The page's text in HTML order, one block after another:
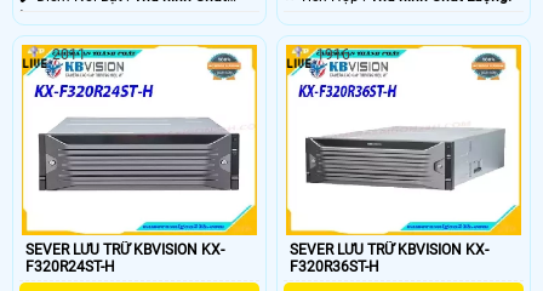
SEVER LƯU TRỮ KBVISION KX-
F320R24ST-H
2011
SEVER LƯU TRỮ KBVISION KX-
F320R36ST-H
1916